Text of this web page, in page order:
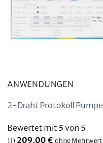
ANWENDUNGEN
2-Draht Protokoll
Bewertet mit 5 von 5
(1) 209,00€ ohne